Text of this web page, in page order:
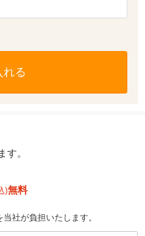
れる
す。
)無料
社が負担いたします。